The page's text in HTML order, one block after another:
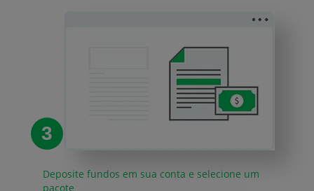
3
Deposite fundos em sua conta e selecione um
pacote